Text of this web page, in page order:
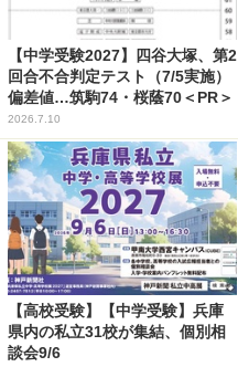
【中学受験2027】四谷大塚、第2
回合不合判定テスト（7/5実施）
偏差値…筑駒74・桜蔭70＜PR＞
2026.7.10
【高校受験】【中学受験】兵庫
県内の私立31校が集結、個別相
談会9/6